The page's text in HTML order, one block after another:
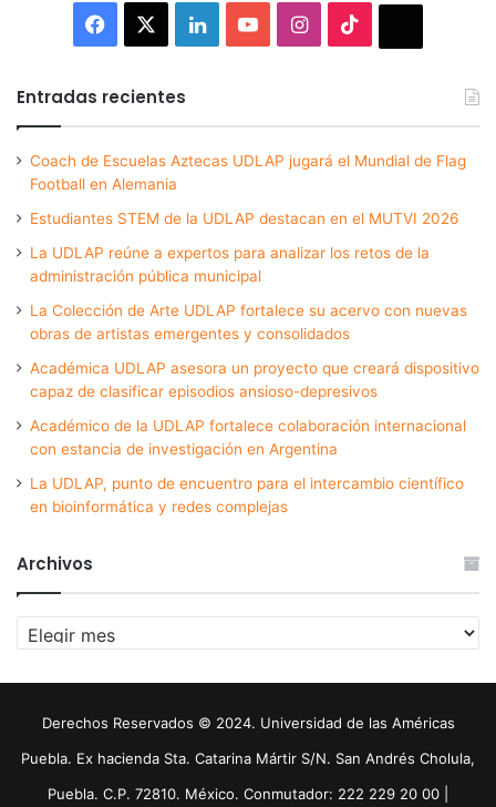
Facebook LinkedInYouTubeInstagram
Entradas recientes
Coach de Escuelas Aztecas UDLAP jugará el Mundial de Flag
Football en Alemania
Estudiantes STEM de la UDLAP destacan en el MUTVI 2026
La UDLAP reúne a expertos para analizar los retos de la
administración pública municipal
La Colección de Arte UDLAP fortalece su acervo con nuevas
obras de artistas emergentes y consolidados
Académica UDLAP asesora un proyecto que creará dispositivo
capaz de clasificar episodios ansioso-depresivos
Académico de la UDLAP fortalece colaboración internacional
con estancia de investigación en Argentina
La UDLAP, punto de encuentro para el intercambio científico
en bioinformática y redes complejas
Archivos
Archivos
Derechos Reservados © 2024. Universidad de las Américas
Puebla. Ex hacienda Sta. Catarina Mártir S/N. San Andrés Cholula,
Puebla. C.P. 72810. México. Conmutador: 222 229 20 00 |